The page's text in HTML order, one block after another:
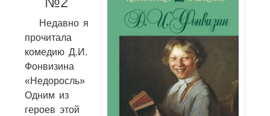
Недавно я
прочитала
комедию Д.И.
Фонвизина
«Недоросль»
Одним из
героев этой